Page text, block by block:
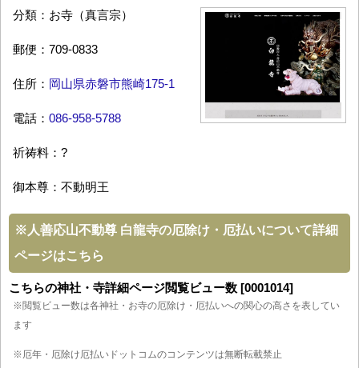
分類：お寺（真言宗）
郵便：709-0833
住所： 岡山県赤磐市熊崎175-1
電話： 086-958-5788
祈祷料：?
御本尊：不動明王
※ 人善応山不動尊 白龍寺の厄除け・厄払いについて詳細
ページはこちら
こちらの神社・寺詳細ページ閲覧ビュー数 [0001014]
※閲覧ビュー数は各神社・お寺の厄除け・厄払いへの関心の高さを表してい
ます
※厄年・厄除け厄払いドットコムのコンテンツは無断転載禁止